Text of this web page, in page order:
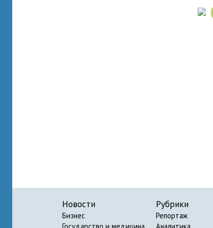
Новости
Бизнес
Рубрики
Репортаж